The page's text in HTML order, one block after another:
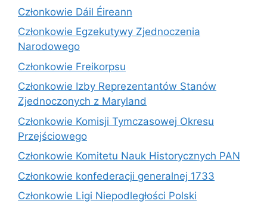
Członkowie Dáil Éireann
Członkowie Egzekutywy Zjednoczenia
Narodowego
Członkowie Freikorpsu
Członkowie Izby Reprezentantów Stanów
Zjednoczonych z Maryland
Członkowie Komisji Tymczasowej Okresu
Przejściowego
Członkowie Komitetu Nauk Historycznych PAN
Członkowie konfederacji generalnej 1733
Członkowie Ligi Niepodległości Polski